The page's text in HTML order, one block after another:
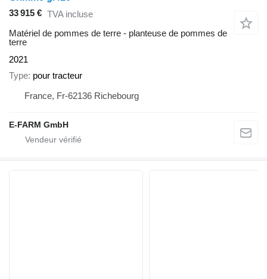
33 915 € TVA incluse
Matériel de pommes de terre - planteuse de pommes de
terre
2021
Type pour tracteur
France, Fr-62136 Richebourg
E-FARM GmbH